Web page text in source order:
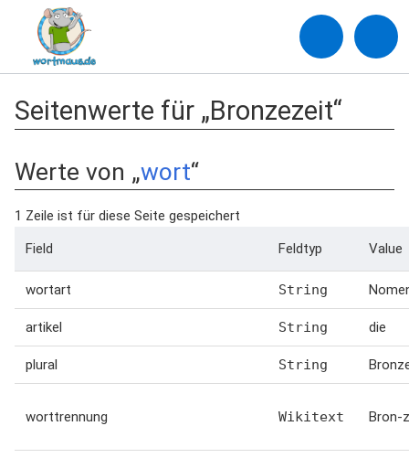
Seitenwerte für „Bronzezeit“
Werte von „wort“
1 Zeile ist für diese Seite gespeichert
Field
Feldtyp Value
wortart String
artikel String die
plural String
worttrennung Wikitext Bron-